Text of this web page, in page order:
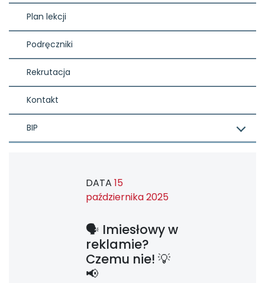
Plan lekcji
Podręczniki
Rekrutacja
Kontakt
BIP
DATA 15
października 2025
🗣️ Imiesłowy w
reklamie?
Czemu nie! 💡
📢